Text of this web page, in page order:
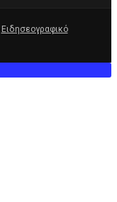
Ειδησεογραφικό